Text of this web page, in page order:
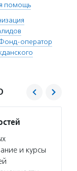
помощь
оператор
и курсы